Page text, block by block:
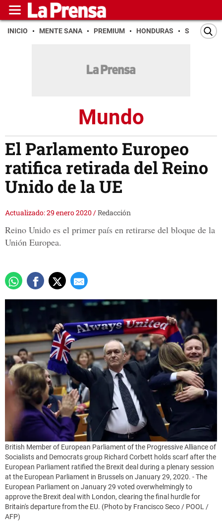
INICIO MENTE SANA PREMIUM HONDURAS SAN PEDRO
Mundo
El Parlamento Europeo
ratifica retirada del Reino
Unido de la UE
Actualizado: 29 enero 2020/Redacción
Reino Unido es el primer país en retirarse del bloque de la
Unión Europea.
British Member of European Parliament of the Progressive Alliance of
Socialists and Democrats group Richard Corbett holds scarf after the
European Parliament ratified the Brexit deal during a plenary session
at the European Parliament in Brussels on January 29, 2020. - The
European Parliament on January 29 voted overwhelmingly to
approve the Brexit deal with London, clearing the final hurdle for
Britain's departure from the EU. (Photo by Francisco Seco / POOL /
AFP)